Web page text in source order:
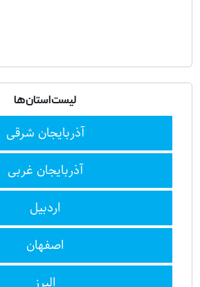
لیست استان‌ها
آذربایجان شرقی
آذربایجان غربی
اردبیل
اصفهان
البرز